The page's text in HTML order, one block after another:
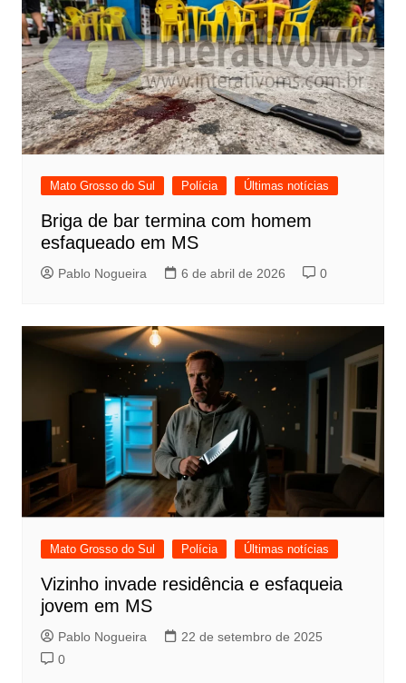
Mato Grosso do Sul Polícia Últimas notícias
Briga de bar termina com homem
esfaqueado em MS
Pablo Nogueira 6 de abril de 2026 0
Mato Grosso do Sul Polícia Últimas notícias
Vizinho invade residência e esfaqueia
jovem em MS
Pablo Nogueira
22 de setembro de 2025
0